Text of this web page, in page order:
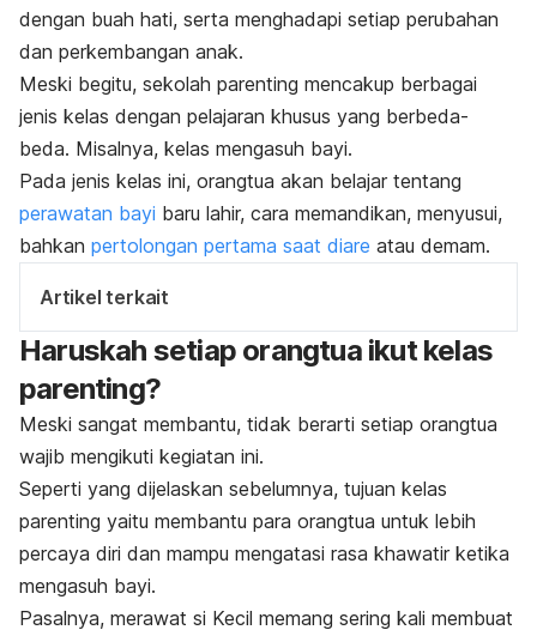
dengan buah hati, serta menghadapi setiap perubahan
dan perkembangan anak.
Meski begitu, sekolah parenting mencakup berbagai
jenis kelas dengan pelajaran khusus yang berbeda-
beda. Misalnya, kelas mengasuh bayi.
Pada jenis kelas ini, orangtua akan belajar tentang
perawatan bayi baru lahir, cara memandikan, menyusui,
bahkan pertolongan pertama saat diare atau demam.
Artikel terkait
Haruskah setiap orangtua ikut kelas
parenting?
Meski sangat membantu, tidak berarti setiap orangtua
wajib mengikuti kegiatan ini.
Seperti yang dijelaskan sebelumnya, tujuan kelas
parenting yaitu membantu para orangtua untuk lebih
percaya diri dan mampu mengatasi rasa khawatir ketika
mengasuh bayi.
Pasalnya, merawat si Kecil memang sering kali membuat